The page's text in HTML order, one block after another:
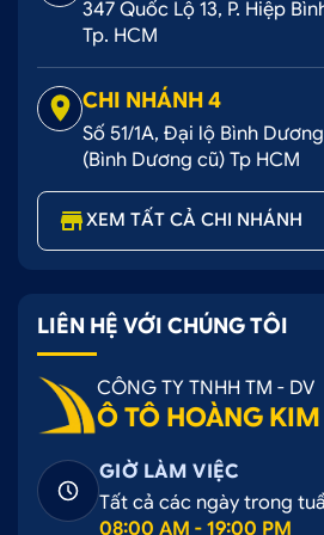
ngồi
>>> Tham khảo:
Top mẫu bọc ghế da ô tô
Các mẫu bọc ghế da
Tổng hợp phụ kiện cho
nhất 2026
>>> Lưu ý, giá có thể thay đổi
yêu cầu thiết kế riêng của
347 Quốc Lộ 13, P. Hiệp
Tp. HCM
CHI NHÁNH 4
Số 51/1A, Đại lộ Bình
(Bình Dương cũ) Tp HCM
XEM TẤT CẢ CHI NHÁNH
LIÊN HỆ VỚI CHÚNG TÔI
CÔNG TY TNHH TM - DV
Ô TÔ HOÀNG KIM
GIỜ LÀM VIỆC
Tất cả các ngày trong
08:00 AM - 19:00 PM